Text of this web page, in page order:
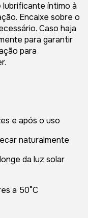
lubrificante íntimo à
Encaixe sobre o
Caso haja
para garantir
para
e após o uso
naturalmente
da luz solar
a 50°C